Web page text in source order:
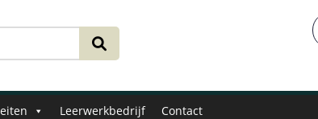
Leerwerkbedrijf Contact